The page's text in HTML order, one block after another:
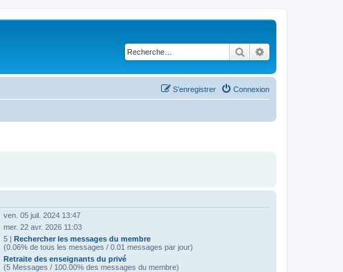
Rechercher
Connexion
S’enregistrer
ven. 05 juil. 2024 13:47
mer. 22 avr. 2026 11:03
5 | Rechercher les messages du membre
(0.06% de tous les messages / 0.01 messages par jour)
Retraite des enseignants du privé
(5 Messages / 100.00% des messages du membre)